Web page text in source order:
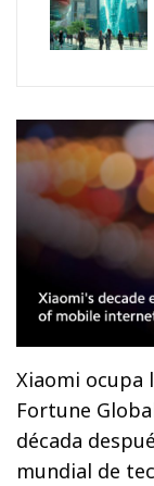
Xiaomi ocupa
Fortune
década
mundial de